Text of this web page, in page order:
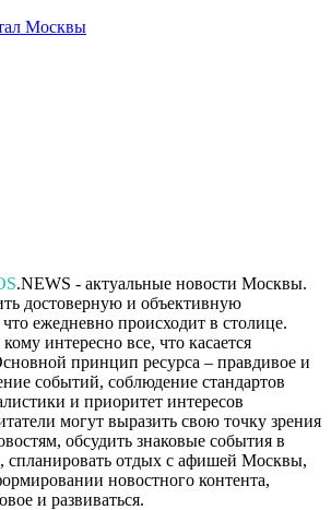
Москвы
.NEWS - актуальные новости Москвы.
достоверную и объективную
ежедневно происходит в столице.
интересно все, что касается
принцип ресурса – правдивое и
событий, соблюдение стандартов
и приоритет интересов
могут выразить свою точку зрения
обсудить знаковые события в
спланировать отдых с афишей Москвы,
новостного контента,
и развиваться.